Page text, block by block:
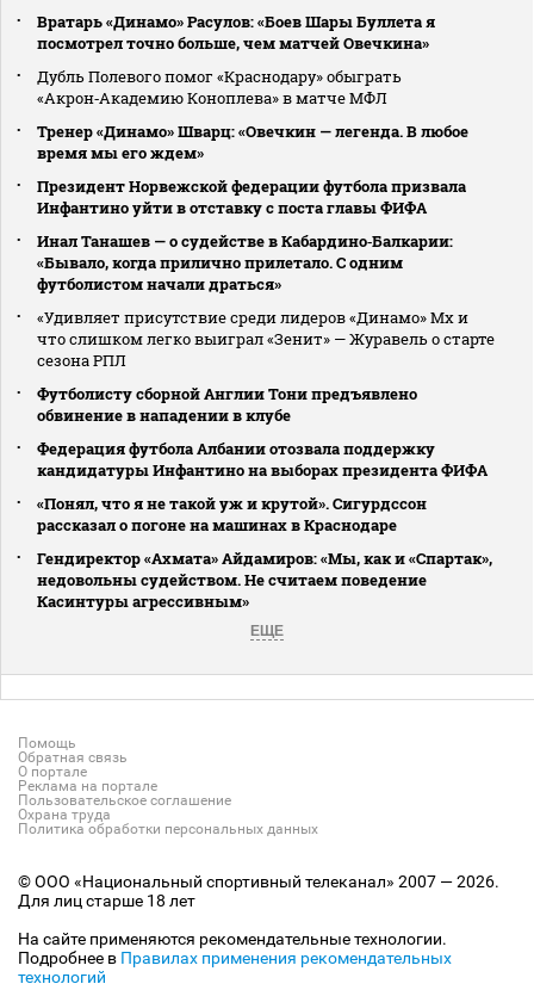
Вратарь «Динамо» Расулов: «Боев Шары Буллета я
посмотрел точно больше, чем матчей Овечкина»
Дубль Полевого помог «Краснодару» обыграть
«Акрон‑Академию Коноплева» в матче МФЛ
Тренер «Динамо» Шварц: «Овечкин — легенда. В любое
время мы его ждем»
Президент Норвежской федерации футбола призвала
Инфантино уйти в отставку с поста главы ФИФА
Инал Танашев — о судействе в Кабардино‑Балкарии:
«Бывало, когда прилично прилетало. С одним
футболистом начали драться»
«Удивляет присутствие среди лидеров «Динамо» Мх и
что слишком легко выиграл «Зенит» — Журавель о старте
сезона РПЛ
Футболисту сборной Англии Тони предъявлено
обвинение в нападении в клубе
Федерация футбола Албании отозвала поддержку
кандидатуры Инфантино на выборах президента ФИФА
«Понял, что я не такой уж и крутой». Сигурдссон
рассказал о погоне на машинах в Краснодаре
Гендиректор «Ахмата» Айдамиров: «Мы, как и «Спартак»,
недовольны судейством. Не считаем поведение
Касинтуры агрессивным»
ЕЩЕ
Помощь
Обратная связь
О портале
Реклама на портале
Пользовательское соглашение
Охрана труда
Политика обработки персональных данных
© ООО «Национальный спортивный телеканал» 2007 — 2026.
Для лиц старше 18 лет
На сайте применяются рекомендательные технологии.
Подробнее в Правилах применения рекомендательных
технологий